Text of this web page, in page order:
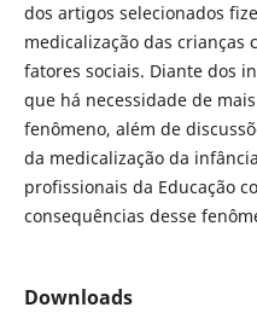
dos artigos selecionados
medicalização das crianças
fatores sociais. Diante dos
que há necessidade de
fenômeno, além de
da medicalização da
profissionais da Educação
consequências desse
Downloads